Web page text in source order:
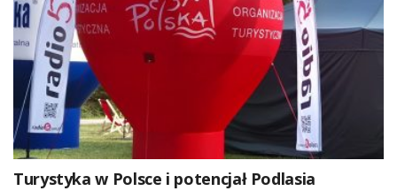
Turystyka w Polsce i potencjał Podlasia